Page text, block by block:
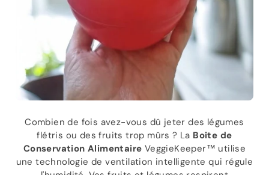
Combien de fois avez-vous dû jeter des légumes
flétris ou des fruits trop mûrs ? La Boite de
Conservation Alimentaire VeggieKeeper™ utilise
une technologie de ventilation intelligente qui régule